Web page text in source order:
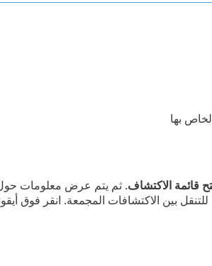
بها
قائمة الاكتشاف. ثم يتم عرض معلومات
للتنقل بين الاكتشافات المجمعة. انقر فوق